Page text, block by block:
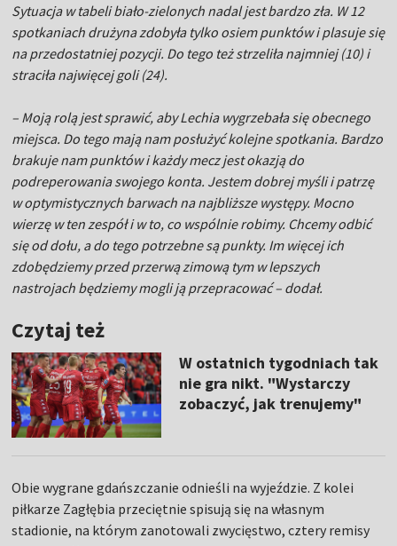
Sytuacja w tabeli biało-zielonych nadal jest bardzo zła. W 12
spotkaniach drużyna zdobyła tylko osiem punktów i plasuje się
na przedostatniej pozycji. Do tego też strzeliła najmniej (10) i
straciła najwięcej goli (24).
– Moją rolą jest sprawić, aby Lechia wygrzebała się obecnego
miejsca. Do tego mają nam posłużyć kolejne spotkania. Bardzo
brakuje nam punktów i każdy mecz jest okazją do
podreperowania swojego konta. Jestem dobrej myśli i patrzę
w optymistycznych barwach na najbliższe występy. Mocno
wierzę w ten zespół i w to, co wspólnie robimy. Chcemy odbić
się od dołu, a do tego potrzebne są punkty. Im więcej ich
zdobędziemy przed przerwą zimową tym w lepszych
nastrojach będziemy mogli ją przepracować– dodał.
Czytaj też
W ostatnich tygodniach tak
nie gra nikt. "Wystarczy
zobaczyć, jak trenujemy"
Obie wygrane gdańszczanie odnieśli na wyjeździe. Z kolei
piłkarze Zagłębia przeciętnie spisują się na własnym
stadionie, na którym zanotowali zwycięstwo, cztery remisy